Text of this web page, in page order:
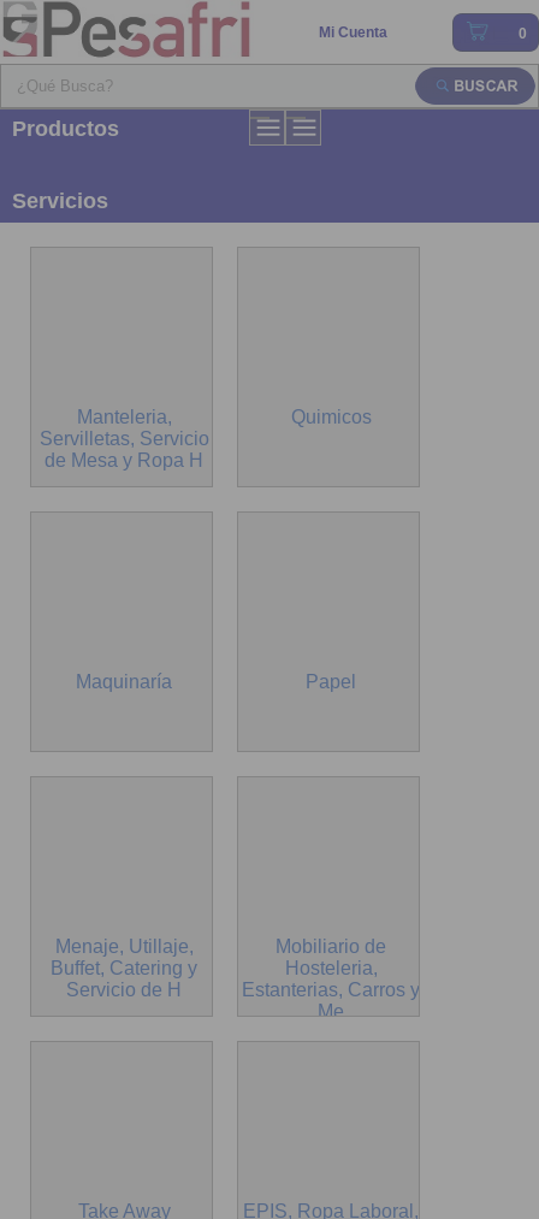
Mi Cuenta 0
Productos
Servicios
Manteleria,
Servilletas, Servicio
de Mesa y Ropa H
Quimicos
Maquinaría Papel
Menaje, Utillaje,
Buffet, Catering y
Servicio de H
Mobiliario de
Hosteleria,
Estanterias, Carros y
Me
Take Away
EPIS, Ropa Laboral,